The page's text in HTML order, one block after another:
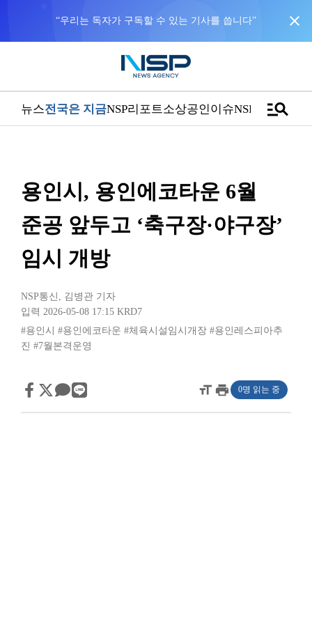
“우리는 독자가 구독할 수 있는 기사를 씁니다” close
뉴스전국은 지금NSP리포트소상공인이슈NSPTVmanage_search
용인시, 용인에코타운 6월
준공 앞두고 ‘축구장·야구장’
임시 개방
NSP통신 , 김병관 기자
입력 2026-05-08 17:15 KRD7
#용인시
#용인에코타운 #체육시설임시개장 #용인레스피아추
진 #7월본격운영
format_sizeprint 0명 읽는 중